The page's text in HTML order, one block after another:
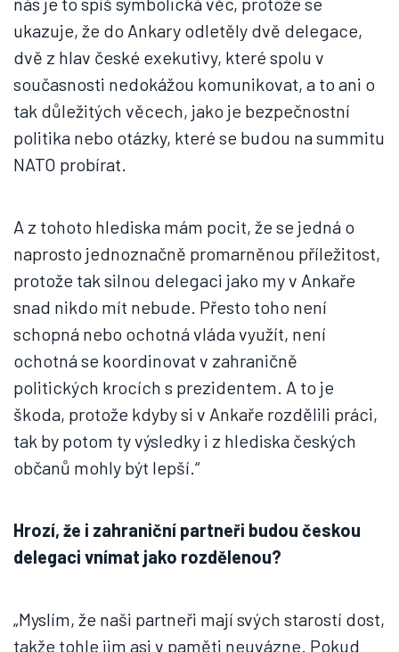
ukazuje, že do Ankary odletěly dvě delegace,
dvě z hlav české exekutivy, které spolu v
současnosti nedokážou komunikovat, a to ani o
tak důležitých věcech, jako je bezpečnostní
politika nebo otázky, které se budou na summitu
NATO probírat.
A z tohoto hlediska mám pocit, že se jedná o
naprosto jednoznačně promarněnou příležitost,
protože tak silnou delegaci jako my v Ankaře
snad nikdo mít nebude. Přesto toho není
schopná nebo ochotná vláda využít, není
ochotná se koordinovat v zahraničně
politických krocích s prezidentem. A to je
škoda, protože kdyby si v Ankaře rozdělili práci,
tak by potom ty výsledky i z hlediska českých
občanů mohly být lepší.“
Hrozí, že i zahraniční partneři budou českou
delegaci vnímat jako rozdělenou?
„Myslím, že naši partneři mají svých starostí dost,
takže tohle jim asi v paměti neuvázne. Pokud